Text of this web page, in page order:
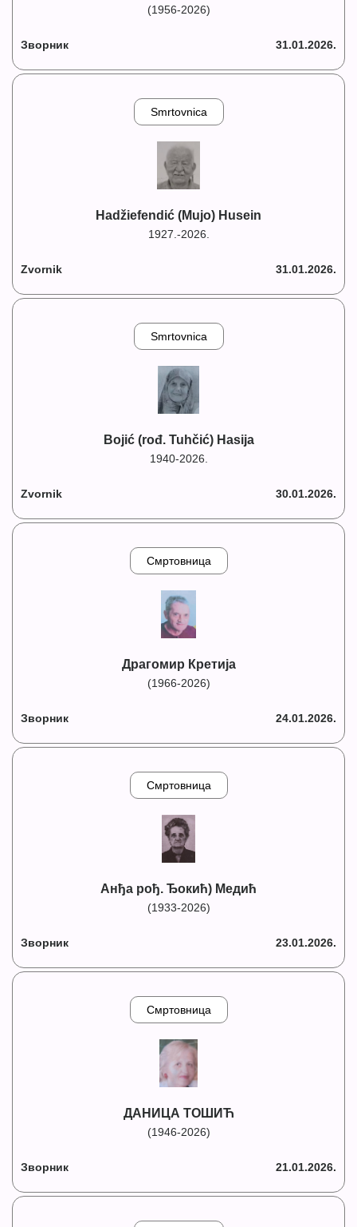
(1956-2026)
Зворник 31.01.2026.
Smrtovnica
Hadžiefendić (Mujo) Husein
1927.-2026.
Zvornik 31.01.2026.
Smrtovnica
Bojić (rođ. Tuhčić) Hasija
1940-2026.
Zvornik 30.01.2026.
Смртовница
Драгомир Кретија
(1966-2026)
Зворник 24.01.2026.
Смртовница
Анђа рођ. Ђокић) Медић
(1933-2026)
Зворник 23.01.2026.
Смртовница
ДАНИЦА ТОШИЋ
(1946-2026)
Зворник 21.01.2026.